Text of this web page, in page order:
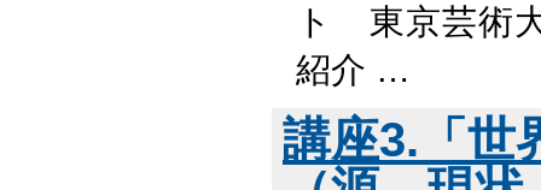
ト 東京芸術
紹介 …
講座3.「世